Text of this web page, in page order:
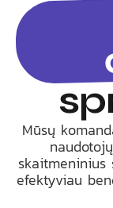
Mūsų
skaitmeninius
efektyviau